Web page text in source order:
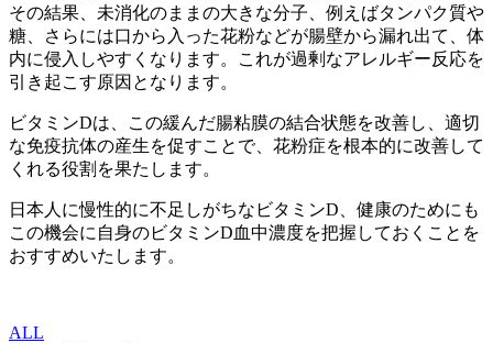
その結果、未消化のままの大きな分子、例えばタンパク質や
糖、さらには口から入った花粉などが腸壁から漏れ出て、体
内に侵入しやすくなります。これが過剰なアレルギー反応を
引き起こす原因となります。
ビタミンDは、この緩んだ腸粘膜の結合状態を改善し、適切
な免疫抗体の産生を促すことで、花粉症を根本的に改善して
くれる役割を果たします。
日本人に慢性的に不足しがちなビタミンD、健康のためにも
この機会に自身のビタミンD血中濃度を把握しておくことを
おすすめいたします。
ALL